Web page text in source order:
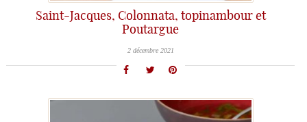
Saint-Jacques, Colonnata, topinambour et
Poutargue
2 décembre 2021